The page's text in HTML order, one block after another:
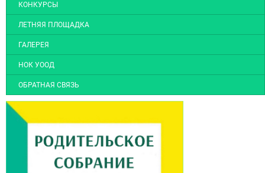
КОНКУРСЫ
ЛЕТНЯЯ ПЛОЩАДКА
ГАЛЕРЕЯ
НОК УООД
ОБРАТНАЯ СВЯЗЬ